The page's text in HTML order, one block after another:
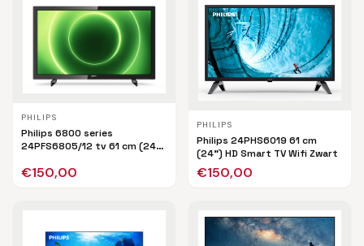
PHILIPS
Philips 6800 series
24PFS6805/12 tv 61 cm (24")
€150,00
PHILIPS
Philips 24PHS6019 61 cm
(24") HD Smart TV Wifi Zwart
€150,00